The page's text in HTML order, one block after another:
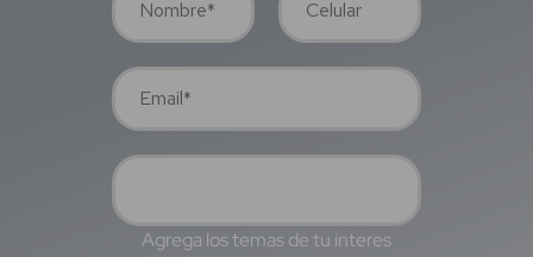
Agrega los temas de tu interes